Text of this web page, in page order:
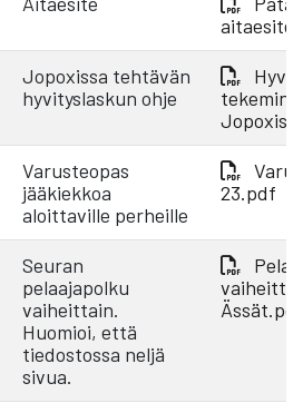
Jopoxissa tehtävän
hyvityslaskun ohje
Varusteopas
jääkiekkoa
aloittaville perheille
23.pdf
Seuran
pelaajapolku
vaiheittain.
Huomioi, että
tiedostossa neljä
sivua.
Ässät.pdf